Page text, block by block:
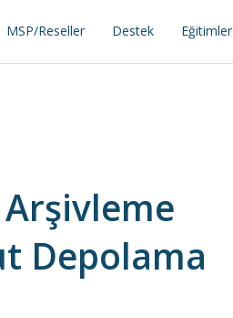
MSP/Reseller Destek Eğitimler
Depolama